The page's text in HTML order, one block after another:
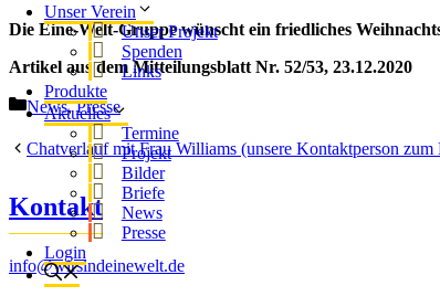
Unser Verein
Unser Projekt
Spenden
Links
Produkte
Aktuelles
Termine
Projekt
Bilder
Briefe
News
Presse
Login
Die Eine-Welt-Gruppe wünscht ein friedliches
Artikel aus dem Mitteilungsblatt Nr. 52/53, 23.12.2020
Kategorien
News,Presse
Chatverlauf mit Frau Williams (unsere Kontaktperson
Kontakt
info@wirsindeinewelt.de